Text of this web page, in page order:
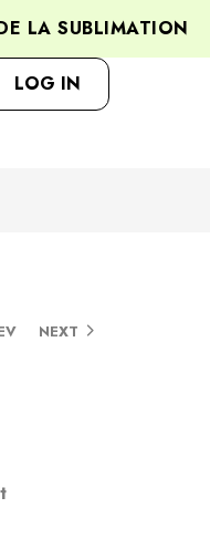
SUBLIMATION
LOG IN
NEXT